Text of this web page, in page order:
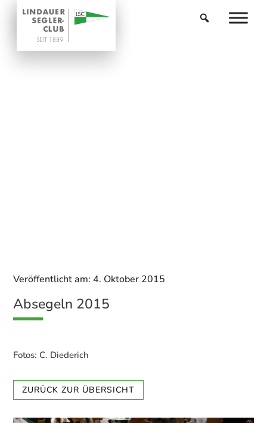
Veröffentlicht am: 4. Oktober 2015
Absegeln 2015
Fotos: C. Diederich
ZURÜCK ZUR ÜBERSICHT